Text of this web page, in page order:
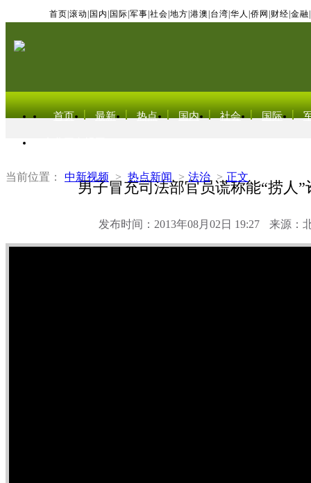
首页 滚动 国内 国际 军事 社会 地方 港澳 台湾 华人 侨网 财经 金融
首页 最新 热点 国内 社会 国际
当前位置： 中新视频 > 热点新闻 > 法治 > 正文
男子冒充司法部官员谎称能“捞人”
发布时间：2013年08月02日 19:27 来源：